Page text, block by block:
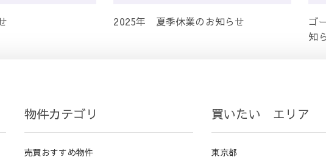
2025年 夏季休業のお知らせ
ゴ
知
物件カテゴリ
売買おすすめ物件
買いたい エリア
東京都